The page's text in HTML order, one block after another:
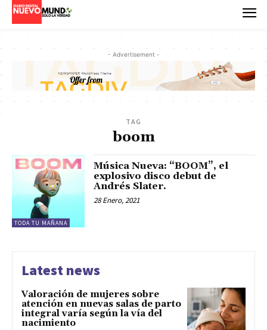
- Advertisement -
TAG
boom
TODA TU MAÑANA
Música Nueva: “BOOM”, el
explosivo disco debut de
Andrés Slater.
28 Enero, 2021
Latest news
Valoración de mujeres sobre
atención en nuevas salas de parto
integral varía según la vía del
nacimiento